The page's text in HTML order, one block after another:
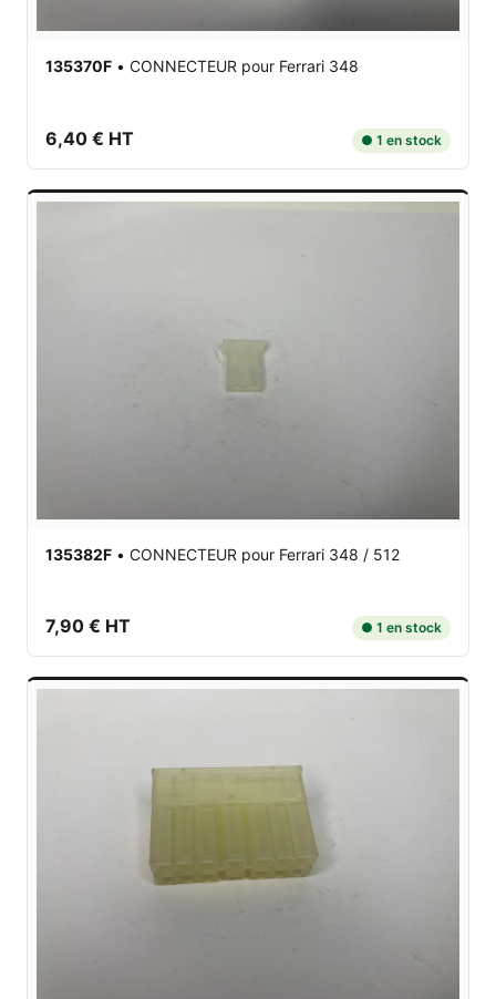
135370F • CONNECTEUR pour Ferrari 348
6,40 € HT ● 1 en stock
135382F • CONNECTEUR pour Ferrari 348 / 512
7,90 € HT ● 1 en stock